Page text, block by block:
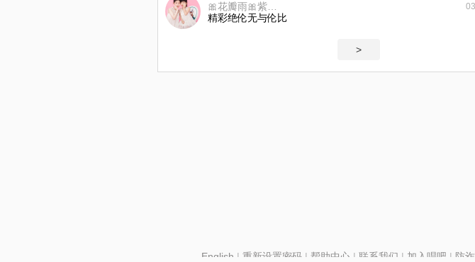
精彩绝伦无与伦比
>
English | 重新设置密码| 帮助中心 | 联系我们 | 加入唱吧 | 防